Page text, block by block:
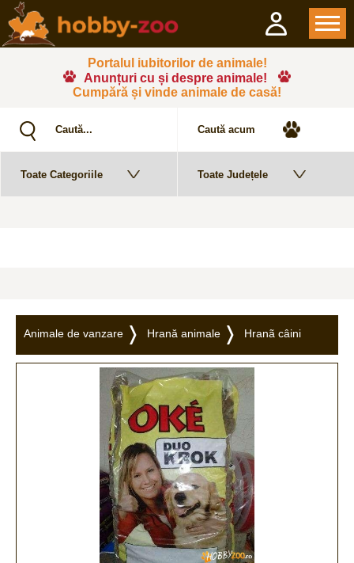
Portalul iubitorilor de animale!
Anunțuri cu și despre animale!
Cumpără și vinde animale de casă!
Animale de vanzare Hrană animale Hranã câini